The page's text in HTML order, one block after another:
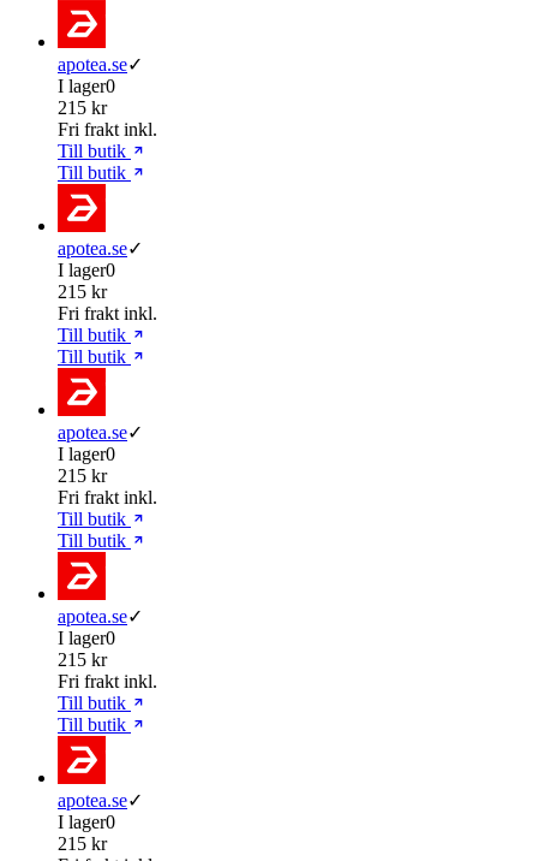
apotea.se✓
I lager0
215 kr
Fri frakt inkl.
Till butik
Till butik
apotea.se✓
I lager0
215 kr
Fri frakt inkl.
Till butik
Till butik
apotea.se✓
I lager0
215 kr
Fri frakt inkl.
Till butik
Till butik
apotea.se✓
I lager0
215 kr
Fri frakt inkl.
Till butik
Till butik
apotea.se✓
I lager0
215 kr